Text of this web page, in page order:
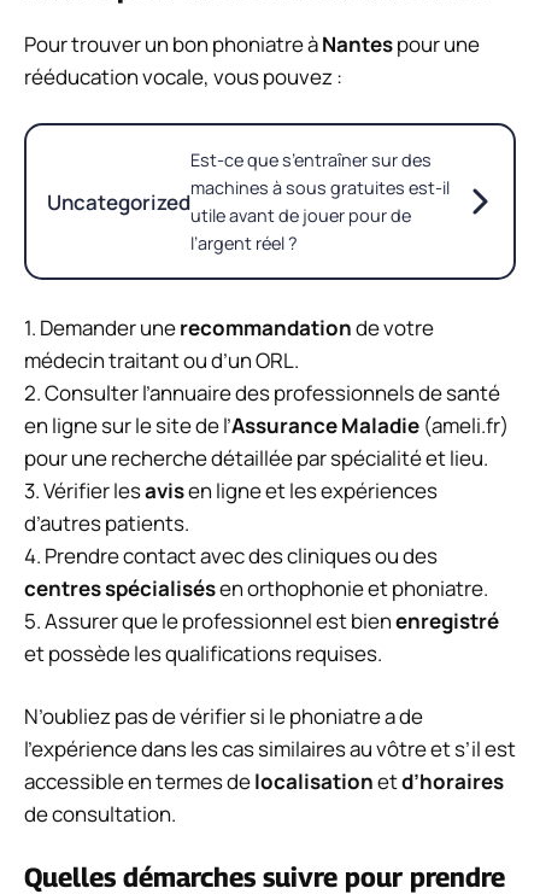
Pour trouver un bon phoniatre àNantespour une
rééducation vocale, vous pouvez :
Uncategorized
Est-ce que s’entraîner sur des
machines à sous gratuites est-il
utile avant de jouer pour de
l’argent réel ?
1. Demander unerecommandationde votre
médecin traitant ou d’un ORL.
2. Consulter l’annuaire des professionnels de santé
en ligne sur le site de l’Assurance Maladie (ameli.fr)
pour une recherche détaillée par spécialité et lieu.
3. Vérifier lesavisen ligne et les expériences
d’autres patients.
4. Prendre contact avec des cliniques ou des
centres spécialisésen orthophonie et phoniatre.
5. Assurer que le professionnel est bienenregistré
et possède les qualifications requises.
N’oubliez pas de vérifier si le phoniatre a de
l’expérience dans les cas similaires au vôtre et s’il est
accessible en termes delocalisationetd’horaires
de consultation.
Quelles démarches suivre pour prendre